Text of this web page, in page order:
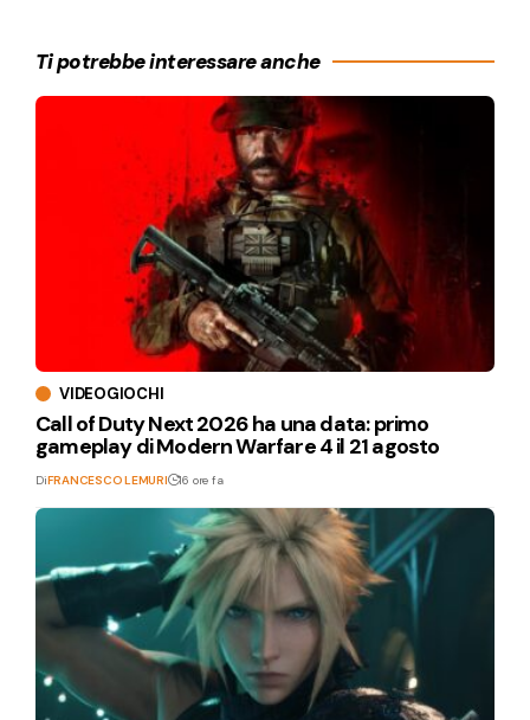
Ti potrebbe interessare anche
VIDEOGIOCHI
Call of Duty Next 2026 ha una data: primo
gameplay di Modern Warfare 4 il 21 agosto
DiFRANCESCO LEMURI 16 ore fa